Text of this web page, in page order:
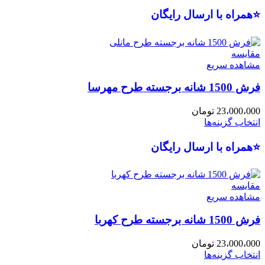
⭐همراه با ارسال رایگان
مقایسه
مشاهده سریع
فرش 1500 شانه برجسته طرح مهرسا
23،000،000 تومان
انتخاب گزینه‌ها
⭐همراه با ارسال رایگان
مقایسه
مشاهده سریع
فرش 1500 شانه برجسته طرح کهربا
23،000،000 تومان
انتخاب گزینه‌ها